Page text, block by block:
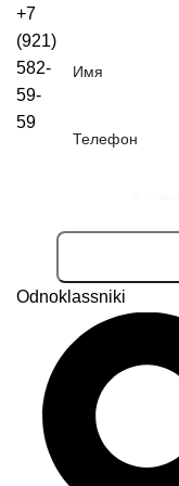
+7
(921)
582-
59-
59
Odnoklassniki